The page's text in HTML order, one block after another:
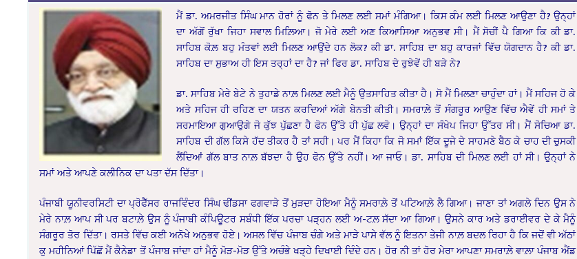
ਮੈਂ ਡਾ. ਅਮਰਜੀਤ ਸਿੰਘ ਮਾਨ ਹੋਰਾਂ ਨੂੰ ਫੋਨ ਤੇ ਮਿਲਣ ਲਈ ਸਮਾਂ ਮੰਗਿਆ। ਕਿਸ ਕੰਮ ਲਈ ਮਿਲਣ ਆਉਣਾ ਹੈ? ਉਨ੍ਹਾਂ
ਦਾ ਅੱਗੋਂ ਰੁੱਖਾ ਜਿਹਾ ਸਵਾਲ ਮਿਲ਼ਿਆ। ਜੋ ਮੇਰੇ ਲਈ ਅਣ ਕਿਆਸਿਆ ਅਨੁਭਵ ਸੀ। ਮੈਂ ਸੋਚੀਂ ਪੈ ਗਿਆ ਕਿ ਕੀ ਡਾ.
ਸਾਹਿਬ ਕੋਲ਼ ਬਹੁ ਮੰਤਵਾਂ ਲਈ ਮਿਲਣ ਆਉਂਦੇ ਹਨ ਲੋਕ? ਕੀ ਡਾ. ਸਾਹਿਬ ਦਾ ਬਹੁ ਕਾਰਜਾਂ ਵਿੱਚ ਯੋਗਦਾਨ ਹੈ? ਕੀ ਡਾ.
ਸਾਹਿਬ ਦਾ ਸੁਭਾਅ ਹੀ ਇਸ ਤਰ੍ਹਾਂ ਦਾ ਹੈ? ਜਾਂ ਫਿਰ ਡਾ. ਸਾਹਿਬ ਦੇ ਰੁਝੇਵੇਂ ਹੀ ਬੜੇ ਨੇ?
ਡਾ. ਸਾਹਿਬ ਮੇਰੇ ਬੇਟੇ ਨੇ ਤੁਹਾਡੇ ਨਾਲ਼ ਮਿਲਣ ਲਈ ਮੈਨੂੰ ਉਤਸਾਹਿਤ ਕੀਤਾ ਹੈ। ਸੋ ਮੈਂ ਮਿਲਣਾ ਚਾਹੁੰਦਾ ਹਾਂ। ਮੈਂ ਸਹਿਜ ਹੋ ਕੇ
ਅਤੇ ਸਹਿਜ ਹੀ ਰਹਿਣ ਦਾ ਯਤਨ ਕਰਦਿਆਂ ਅੱਗੇ ਬੇਨਤੀ ਕੀਤੀ। ਸਮਰਾਲ਼ੇ ਤੋਂ ਸੰਗਰੂਰ ਆਉਣ ਵਿੱਚ ਐਵੇਂ ਹੀ ਸਮਾਂ ਤੇ
ਸਰਮਾਇਆ ਗੁਆਉਗੇ ਜੋ ਕੁੱਝ ਪੁੱਛਣਾ ਹੈ ਫੋਨ ਉੱਤੇ ਹੀ ਪੁੱਛ ਲਵੋ। ਉਨ੍ਹਾਂ ਦਾ ਸੰਖੇਪ ਜਿਹਾ ਉੱਤਰ ਸੀ। ਮੈਂ ਸੋਚਿਆ ਡਾ.
ਸਾਹਿਬ ਦੀ ਗੱਲ ਕਿਸੇ ਹੱਦ ਤੀਕਰ ਹੈ ਤਾਂ ਸਹੀ। ਪਰ ਮੈਂ ਕਿਹਾ ਕਿ ਜੋ ਸਮਾਂ ਇੱਕ ਦੂਜੇ ਦੇ ਸਾਹਮਣੇ ਬੈਠ ਕੇ ਚਾਹ ਦੀ ਚੁਸਕੀ
ਲੈਂਦਿਆਂ ਗੱਲ ਬਾਤ ਨਾਲ਼ ਬੱਝਦਾ ਹੈ ਉਹ ਫੋਨ ਉੱਤੇ ਨਹੀਂ। ਆ ਜਾਓ। ਡਾ. ਸਾਹਿਬ ਦੀ ਮਿਲਣ ਲਈ ਹਾਂ ਸੀ। ਉਨ੍ਹਾਂ ਨੇ
ਸਮਾਂ ਅਤੇ ਆਪਣੇ ਕਲੀਨਿਕ ਦਾ ਪਤਾ ਦੱਸ ਦਿੱਤਾ।
ਪੰਜਾਬੀ ਯੂਨੀਵਰਸਿਟੀ ਦਾ ਪ੍ਰੋਫੈੱਸਰ ਰਾਜਵਿੰਦਰ ਸਿੰਘ ਢੀਂਡਸਾ ਫਗਵਾੜੇ ਤੋਂ ਮੁੜਦਾ ਹੋਇਆ ਮੈਨੂੰ ਸਮਰਾਲ਼ੇ ਤੋਂ ਪਟਿਆਲ਼ੇ ਲੈ ਗਿਆ। ਜਾਣਾ ਤਾਂ ਅਗਲੇ ਦਿਨ ਉਸ ਨੇ
ਮੇਰੇ ਨਾਲ਼ ਆਪ ਸੀ ਪਰ ਬਟਾਲ਼ੇ ਉਸ ਨੂੰ ਪੰਜਾਬੀ ਕੰਪਿਊਟਰ ਸਬੰਧੀ ਇੱਕ ਪਰਚਾ ਪੜ੍ਹਨ ਲਈ ਅ-ਟਲ਼ ਸੱਦਾ ਆ ਗਿਆ। ਉਸਨੇ ਕਾਰ ਅਤੇ ਡਰਾਈਵਰ ਦੇ ਕੇ ਮੈਨੂੰ
ਸੰਗਰੂਰ ਤੋਰ ਦਿੱਤਾ। ਰਸਤੇ ਵਿੱਚ ਕਈ ਅਨੋਖੇ ਅਨੁਭਵ ਹੋਏ। ਅਸਲ ਵਿੱਚ ਪੰਜਾਬ ਚੰਗੇ ਅਤੇ ਮਾੜੇ ਪਾਸੇ ਵੱਲ ਨੂੰ ਇਤਨਾ ਤੇਜੀ ਨਾਲ਼ ਬਦਲ ਰਿਹਾ ਹੈ ਕਿ ਜਦੋਂ ਵੀ ਅੱਠਾਂ
ਕੁ ਮਹੀਨਿਆਂ ਪਿੱਛੋਂ ਮੈਂ ਕੈਨੇਡਾ ਤੋਂ ਪੰਜਾਬ ਜਾਂਦਾ ਹਾਂ ਮੈਨੂੰ ਮੋੜ-ਮੋੜ ਉੱਤੇ ਅਚੰਭੇ ਖੜ੍ਹੇ ਦਿਖਾਈ ਦਿੰਦੇ ਹਨ। ਹੋਰ ਨੀ ਤਾਂ ਹੋਰ ਮੇਰਾ ਆਪਣਾ ਸਮਰਾਲ਼ੇ ਵਾਲ਼ਾ ਪੰਜਾਬ ਐਂਡ